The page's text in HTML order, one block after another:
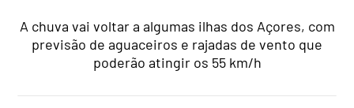
A chuva vai voltar a algumas ilhas dos Açores, com
previsão de aguaceiros e rajadas de vento que
poderão atingir os 55 km/h